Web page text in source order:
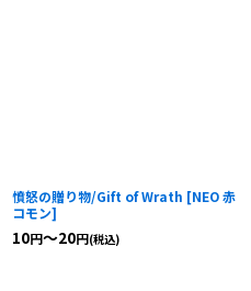
憤怒の贈り物/Gift of Wrath [NEO 赤
コモン]
10円～20円(税込)